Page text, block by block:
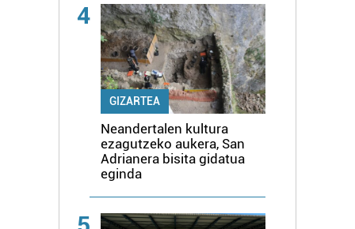
4
GIZARTEA
Neandertalen kultura
ezagutzeko aukera, San
Adrianera bisita gidatua
eginda